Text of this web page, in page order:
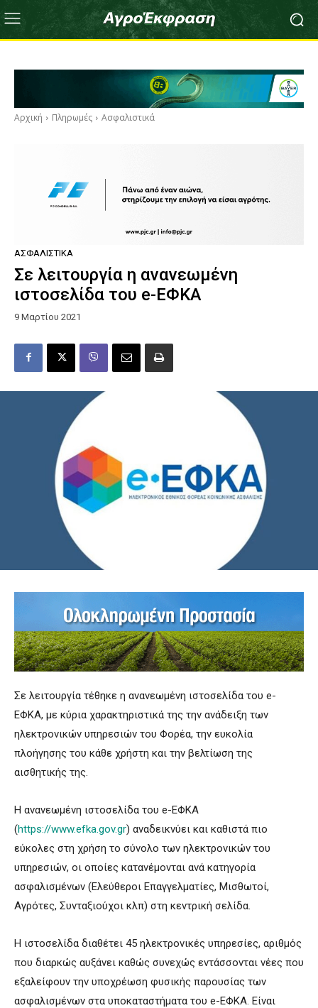
Αρχική Πληρωμές Ασφαλιστικά
ΑΣΦΑΛΙΣΤΙΚΆ
Σε λειτουργία η ανανεωμένη
ιστοσελίδα του e-ΕΦΚΑ
9 Μαρτίου 2021
Σε λειτουργία τέθηκε η ανανεωμένη ιστοσελίδα του e-
ΕΦΚΑ, με κύρια χαρακτηριστικά της την ανάδειξη των
ηλεκτρονικών υπηρεσιών του Φορέα, την ευκολία
πλοήγησης του κάθε χρήστη και την βελτίωση της
αισθητικής της.
Η ανανεωμένη ιστοσελίδα του e-ΕΦΚΑ
(https://www.efka.gov.gr) αναδεικνύει και καθιστά πιο
εύκολες στη χρήση το σύνολο των ηλεκτρονικών του
υπηρεσιών, οι οποίες κατανέμονται ανά κατηγορία
ασφαλισμένων (Ελεύθεροι Επαγγελματίες, Μισθωτοί,
Αγρότες, Συνταξιούχοι κλπ) στη κεντρική σελίδα.
Η ιστοσελίδα διαθέτει 45 ηλεκτρονικές υπηρεσίες, αριθμός
που διαρκώς αυξάνει καθώς συνεχώς εντάσσονται νέες που
εξαλείφουν την υποχρέωση φυσικής παρουσίας των
ασφαλισμένων στα υποκαταστήματα του e-ΕΦΚΑ. Είναι